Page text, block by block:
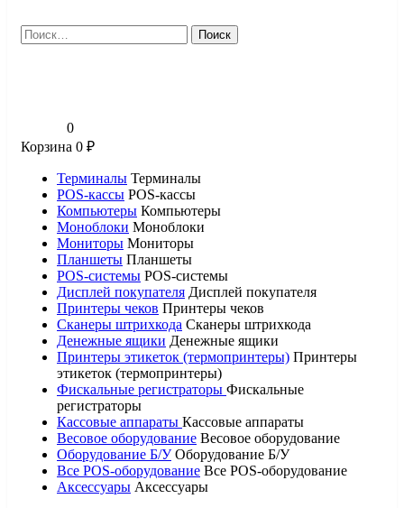
Найти:
0
Корзина 0 ₽
Терминалы Терминалы
POS-кассы POS-кассы
Компьютеры Компьютеры
Моноблоки Моноблоки
Мониторы Мониторы
Планшеты Планшеты
POS-системы POS-системы
Дисплей покупателя Дисплей покупателя
Принтеры чеков Принтеры чеков
Сканеры штрихкода Сканеры штрихкода
Денежные ящики Денежные ящики
Принтеры этикеток (термопринтеры) Принтеры
этикеток (термопринтеры)
Фискальные регистраторы Фискальные
регистраторы
Кассовые аппараты Кассовые аппараты
Весовое оборудование Весовое оборудование
Оборудование Б/У Оборудование Б/У
Все POS-оборудование Все POS-оборудование
Аксессуары Аксессуары